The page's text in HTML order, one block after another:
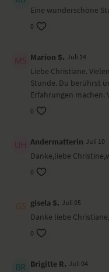
Eine wunderschöne
0
Marion S. Juli 14
Liebe Christiane.
Stunde. Du berührst
Erfahrungen machen.
0
Andermatterin Juli 10
Danke,liebe
0
gisela S. Juli 05
Danke liebe
0
Brigitte R. Juli 04